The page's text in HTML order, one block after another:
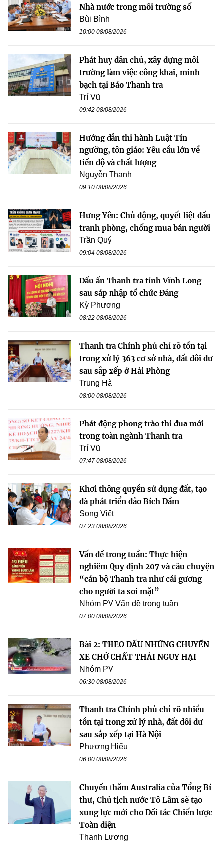
Nhà nước trong môi trường số
Bùi Bình
10:00 08/08/2026
Phát huy dân chủ, xây dựng môi
trường làm việc công khai, minh
bạch tại Báo Thanh tra
Trí Vũ
09:42 08/08/2026
Hướng dẫn thi hành Luật Tín
ngưỡng, tôn giáo: Yêu cầu lớn về
tiến độ và chất lượng
Nguyễn Thanh
09:10 08/08/2026
Hưng Yên: Chủ động, quyết liệt đấu
tranh phòng, chống mua bán người
Trần Quý
09:04 08/08/2026
Dấu ấn Thanh tra tỉnh Vĩnh Long
sau sáp nhập tổ chức Đảng
Kỳ Phương
08:22 08/08/2026
Thanh tra Chính phủ chỉ rõ tồn tại
trong xử lý 363 cơ sở nhà, đất dôi dư
sau sắp xếp ở Hải Phòng
Trung Hà
08:00 08/08/2026
Phát động phong trào thi đua mới
trong toàn ngành Thanh tra
Trí Vũ
07:47 08/08/2026
Khơi thông quyền sử dụng đất, tạo
đà phát triển đảo Bích Đầm
Song Việt
07:23 08/08/2026
Vấn đề trong tuần: Thực hiện
nghiêm Quy định 207 và câu chuyện
“cán bộ Thanh tra như cái gương
cho người ta soi mặt”
Nhóm PV Vấn đề trong tuần
07:00 08/08/2026
Bài 2: THEO DẤU NHỮNG CHUYẾN
XE CHỞ CHẤT THẢI NGUY HẠI
Nhóm PV
06:30 08/08/2026
Thanh tra Chính phủ chỉ rõ nhiều
tồn tại trong xử lý nhà, đất dôi dư
sau sắp xếp tại Hà Nội
Phương Hiếu
06:00 08/08/2026
Chuyến thăm Australia của Tổng Bí
thư, Chủ tịch nước Tô Lâm sẽ tạo
xung lực mới cho Đối tác Chiến lược
Toàn diện
Thanh Lương